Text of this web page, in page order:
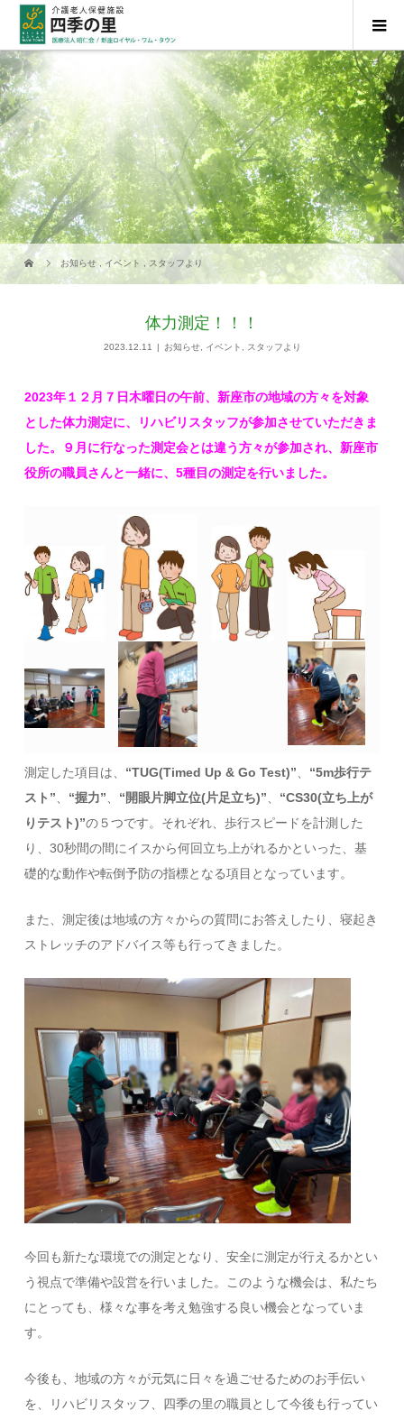
お知らせ ,イベント , スタッフより
体力測定！！！
2023.12.11 お知らせ, イベント スタッフより
2023年１２月７日木曜日の午前、新座市の地域の方々を対象
とした体力測定に、リハビリスタッフが参加させていただきま
した。９月に行なった測定会とは違う方々が参加され、新座市
役所の職員さんと一緒に、5種目の測定を行いました。
測定した項目は、 “TUG(Timed Up & Go Test)”
“5m歩行テ
スト”
“握力” “開眼片脚立位(片足立ち)”
“CS30(立ち上が
りテスト)”の５つです。それぞれ、歩行スピードを計測した
り、30秒間の間にイスから何回立ち上がれるかといった、基
礎的な動作や転倒予防の指標となる項目となっています。
また、測定後は地域の方々からの質問にお答えしたり、寝起き
ストレッチのアドバイス等も行ってきました。
今回も新たな環境での測定となり、安全に測定が行えるかとい
う視点で準備や設営を行いました。このような機会は、私たち
にとっても、様々な事を考え勉強する良い機会となっていま
す。
今後も、地域の方々が元気に日々を過ごせるためのお手伝い
を、リハビリスタッフ、四季の里の職員として今後も行ってい